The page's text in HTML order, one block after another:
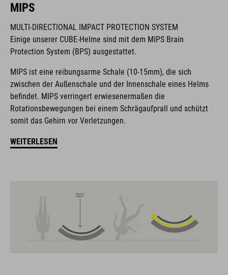
Die Marke CUBE steht für innovative und qualitativ
hochwertige Produkte, welche sich stetig an aktuellen Trends
orientieren. Durch die enge Zusammenarbeit der Designer in
perfekt aufeinander abgestimmt und generieren die beste
Kombination aus Design, Technik und Usability.
FEATURES
All Terrain-Helm
optimierte Ventilationskanäle
MIPS
MULTI-DIRECTIONAL IMPACT PROTECTION SYSTEM
Einige unserer CUBE-Helme sind mit dem MIPS Brain
Protection System (BPS) ausgestattet.
MIPS ist eine reibungsarme Schale (10-15mm), die sich
zwischen der Außenschale und der Innenschale eines Helms
befindet. MIPS verringert erwiesenermaßen die
Rotationsbewegungen bei einem Schrägaufprall und schützt
somit das Gehirn vor Verletzungen.
WEITERLESEN